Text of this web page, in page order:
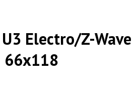
Eleсtro/Z-Wave
66х118